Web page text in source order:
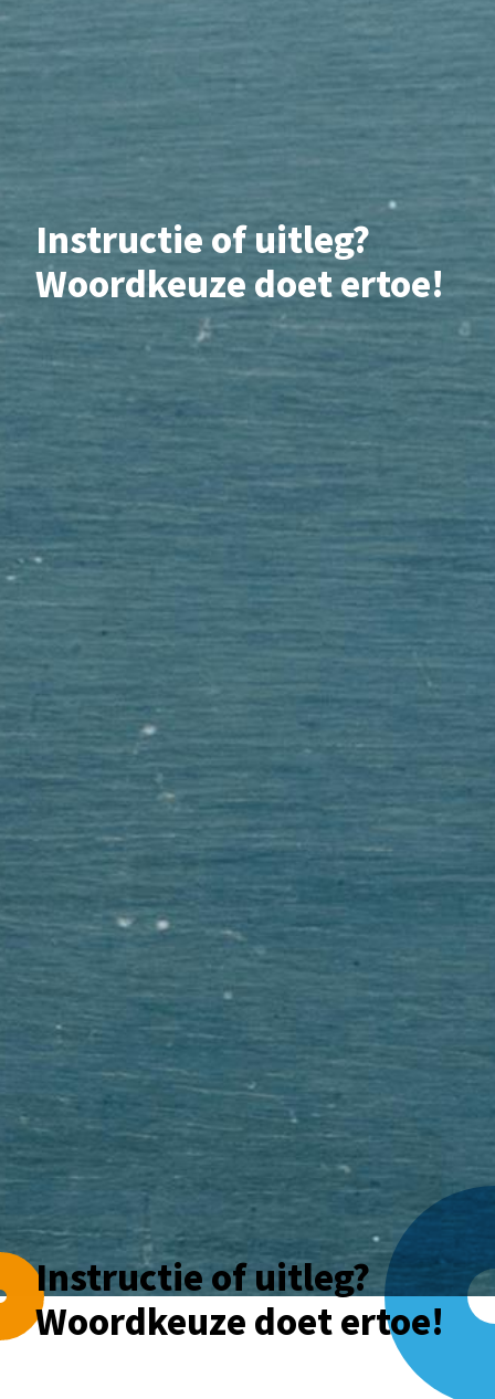
Instructie of uitleg?
Woordkeuze doet ertoe!
Home Nieuws » Instructie of uitleg?
Woordkeuze doet ertoe!
Instructie of uitleg?
Woordkeuze doet ertoe!